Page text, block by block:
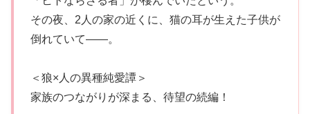
その夜、2人の家の近くに、猫の耳が生えた子供が
倒れていて――。
＜狼×人の異種純愛譚＞
家族のつながりが深まる、待望の続編！